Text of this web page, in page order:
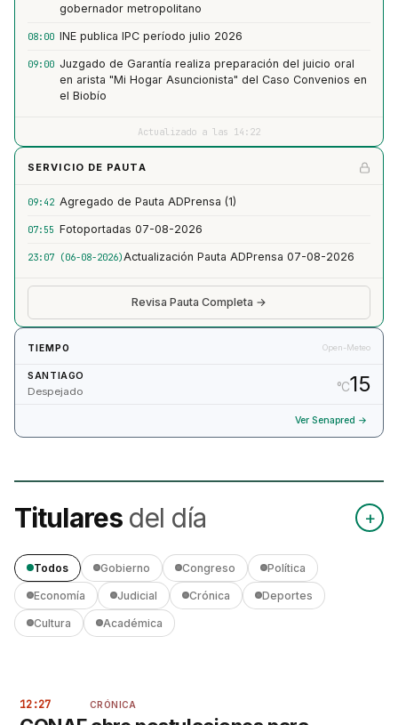
gobernador metropolitano
08:00 INE publica IPC período julio 2026
09:00 Juzgado de Garantía realiza preparación del juicio oral
en arista "Mi Hogar Asuncionista" del Caso Convenios en
el Biobío
Actualizado a las 14:22
SERVICIO DE PAUTA
09:42 Agregado de Pauta ADPrensa (1)
07:55 Fotoportadas 07-08-2026
23:07 (06-08-2026)Actualización Pauta ADPrensa 07-08-2026
Revisa Pauta Completa →
TIEMPO Open-Meteo
SANTIAGO
Despejado °C15
Ver Senapred →
Titulares del día +
Todos Gobierno Congreso Política
Economía Judicial Crónica Deportes
Cultura Académica
12:27 CRÓNICA